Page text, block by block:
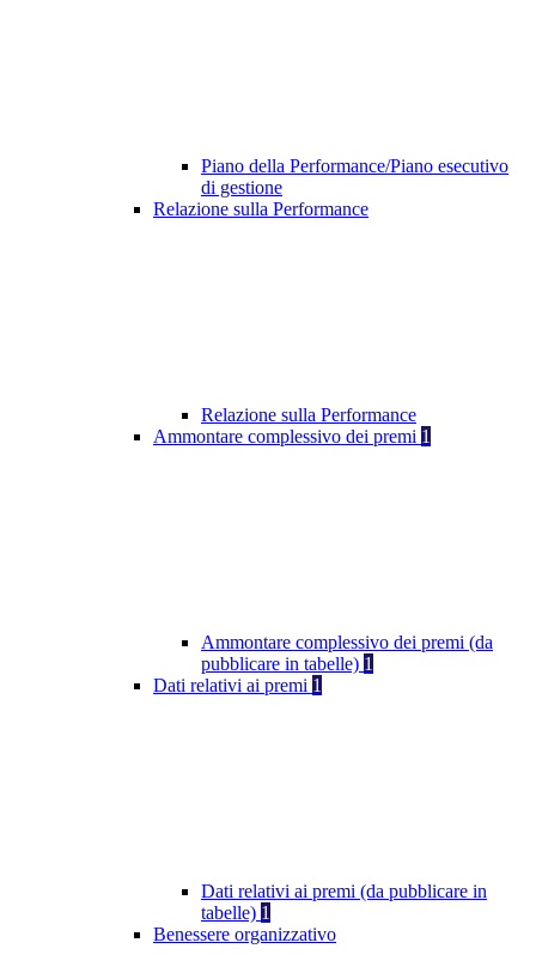
Piano della Performance/Piano esecutivo
di gestione
Relazione sulla Performance
Relazione sulla Performance
Ammontare complessivo dei premi 1
Ammontare complessivo dei premi (da
pubblicare in tabelle) 1
Dati relativi ai premi 1
Dati relativi ai premi (da pubblicare in
tabelle) 1
Benessere organizzativo